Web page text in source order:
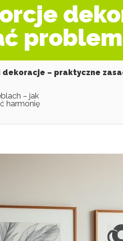
dekoracje – praktyczne
– jak
harmonię